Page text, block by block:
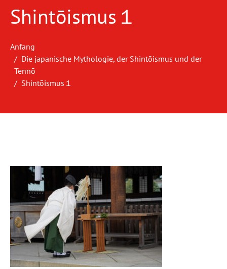
Shintōismus１
Anfang
Die japanische Mythologie, der Shintōismus und der
Tennō
Shintōismus１